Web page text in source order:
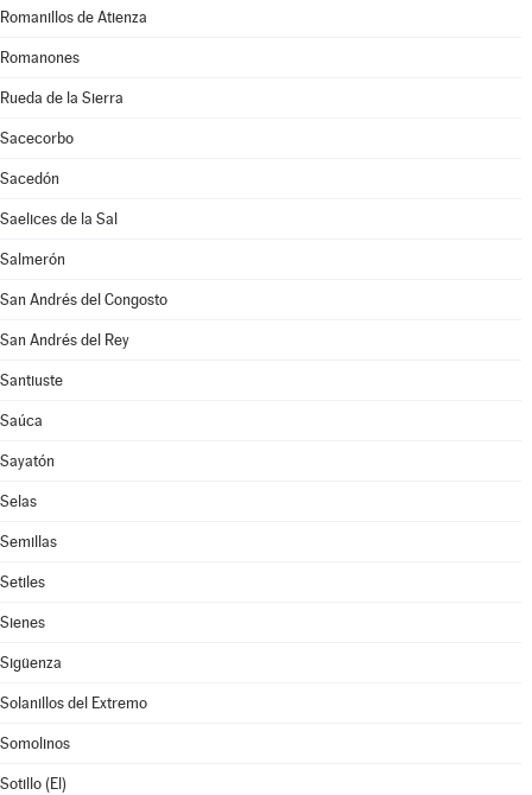
Romanillos de Atienza
Romanones
Rueda de la Sierra
Sacecorbo
Sacedón
Saelices de la Sal
Salmerón
San Andrés del Congosto
San Andrés del Rey
Santiuste
Saúca
Sayatón
Selas
Semillas
Setiles
Sienes
Sigüenza
Solanillos del Extremo
Somolinos
Sotillo (El)